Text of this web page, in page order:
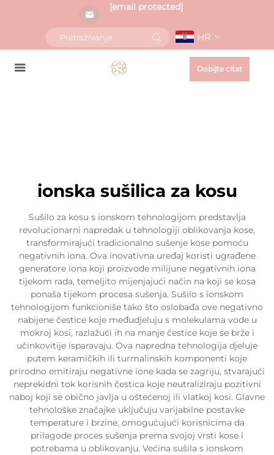
[email protected]
HR
Dobijte citat
ionska sušilica za kosu
Sušilo za kosu s ionskom tehnologijom predstavlja
revolucionarni napredak u tehnologiji oblikovanja kose,
transformirajući tradicionalno sušenje kose pomoću
negativnih iona. Ova inovativna uređaj koristi ugrađene
generatore iona koji proizvode milijune negativnih iona
tijekom rada, temeljito mijenjajući način na koji se kosa
ponaša tijekom procesa sušenja. Sušilo s ionskom
tehnologijom funkcioniše tako što oslobađa ove negativno
nabijene čestice koje međudjeluju s molekulama vode u
mokroj kosi, razlažući ih na manje čestice koje se brže i
učinkovitije isparavaju. Ova napredna tehnologija djeluje
putem keramičkih ili turmalinskih komponenti koje
prirodno emitiraju negativne ione kada se zagriju, stvarajući
neprekidni tok korisnih čestica koje neutraliziraju pozitivni
naboj koji se obično javlja u oštećenoj ili vlatkoj kosi. Glavne
tehnološke značajke uključuju varijabilne postavke
temperature i brzine, omogućujući korisnicima da
prilagode proces sušenja prema svojoj vrsti kose i
potrebama u oblikovanju. Većina sušila s ionskom